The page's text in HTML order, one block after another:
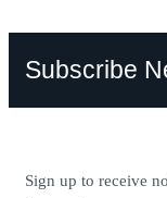
Subscribe
Sign up to receive